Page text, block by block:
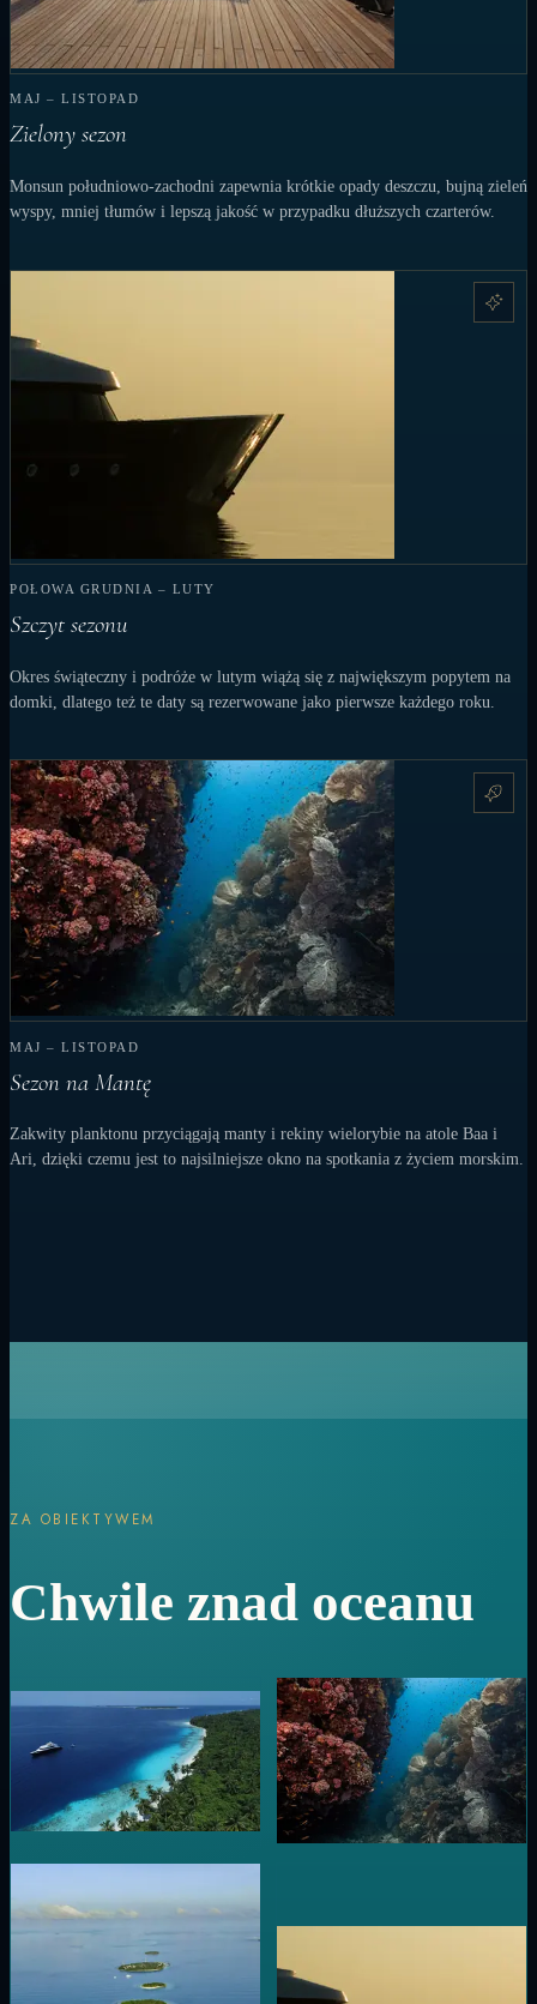
MAJ – LISTOPAD
Zielony sezon
Monsun południowo-zachodni zapewnia krótkie opady deszczu, bujną zieleń
wyspy, mniej tłumów i lepszą jakość w przypadku dłuższych czarterów.
POŁOWA GRUDNIA – LUTY
Szczyt sezonu
Okres świąteczny i podróże w lutym wiążą się z największym popytem na
domki, dlatego też te daty są rezerwowane jako pierwsze każdego roku.
MAJ – LISTOPAD
Sezon na Mantę
Zakwity planktonu przyciągają manty i rekiny wielorybie na atole Baa i
Ari, dzięki czemu jest to najsilniejsze okno na spotkania z życiem morskim.
ZA OBIEKTYWEM
Chwile znad oceanu